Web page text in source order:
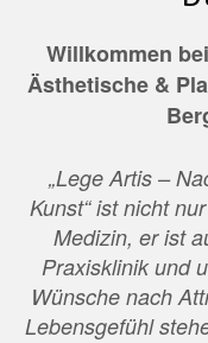
Willkommen
Ästhetische &
„Lege Artis –
Kunst“ ist nicht
Medizin, er ist
Praxisklinik und
Wünsche nach
Lebensgefühl